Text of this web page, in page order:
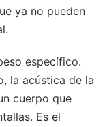
ya no pueden
específico.
la acústica de la
cuerpo que
Es el